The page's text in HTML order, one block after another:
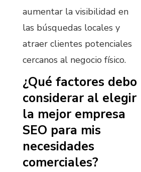
aumentar la visibilidad en
las búsquedas locales y
atraer clientes potenciales
cercanos al negocio físico.
¿Qué factores debo
considerar al elegir
la mejor empresa
SEO para mis
necesidades
comerciales?